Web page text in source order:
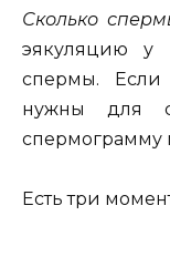
Сколько
эякуляцию у
спермы. Если
нужны для
спермограмму
Есть три